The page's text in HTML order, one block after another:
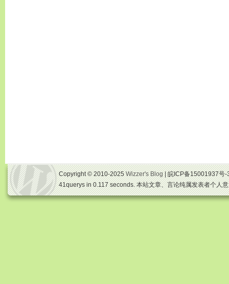
Copyright © 2010-2025Wizzer's Blog| 皖ICP备15001937号
41querys in 0.117 seconds. 本站文章、言论纯属发表者个人